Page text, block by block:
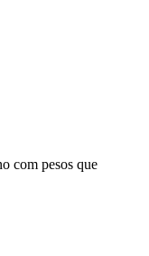
com pesos que